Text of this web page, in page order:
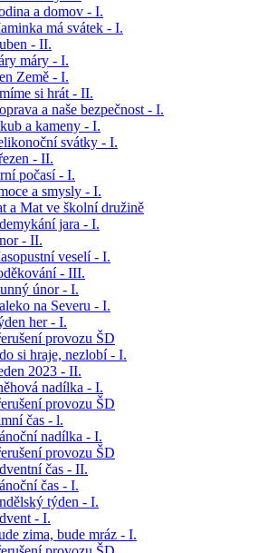
a domov - I.
má svátek - I.
- II.
máry - I.
Země - I.
si hrát - II.
a naše bezpečnost - I.
a kameny - I.
svátky - I.
- II.
počasí - I.
a smysly - I.
a Mat ve školní družině
jara - I.
- II.
veselí - I.
- III.
únor - I.
na Severu - I.
her - I.
provozu ŠD
si hraje, nezlobí - I.
2023 - II.
nadílka - I.
provozu ŠD
čas - l.
nadílka - I.
provozu ŠD
čas - II.
čas - I.
týden - I.
- I.
zima, bude mráz - I.